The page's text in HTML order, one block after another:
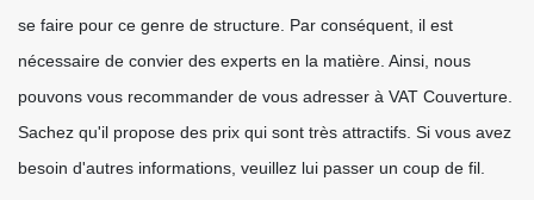
se faire pour ce genre de structure. Par conséquent, il est
nécessaire de convier des experts en la matière. Ainsi, nous
pouvons vous recommander de vous adresser à VAT Couverture.
Sachez qu'il propose des prix qui sont très attractifs. Si vous avez
besoin d'autres informations, veuillez lui passer un coup de fil.